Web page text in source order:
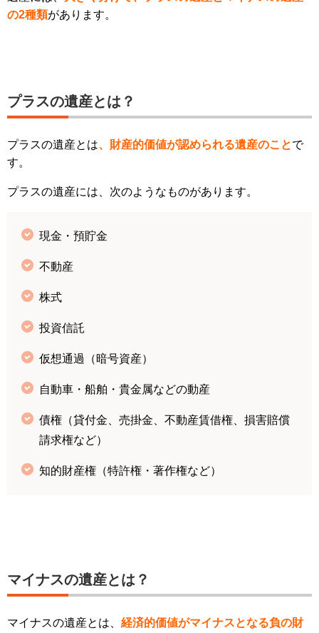
の2種類があります。
プラスの遺産とは？
プラスの遺産とは、財産的価値が認められる遺産のことで
す。
プラスの遺産には、次のようなものがあります。
現金・預貯金
不動産
株式
投資信託
仮想通過（暗号資産）
自動車・船舶・貴金属などの動産
債権（貸付金、売掛金、不動産賃借権、損害賠償
請求権など）
知的財産権（特許権・著作権など）
マイナスの遺産とは？
マイナスの遺産とは、 経済的価値がマイナスとなる負の財